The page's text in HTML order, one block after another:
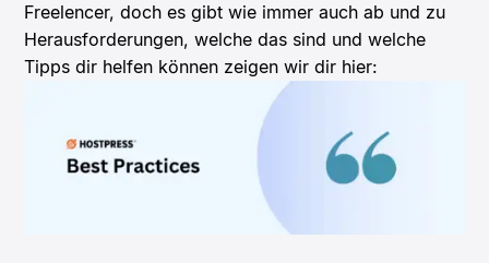
Freelencer, doch es gibt wie immer auch ab und zu
Herausforderungen, welche das sind und welche
Tipps dir helfen können zeigen wir dir hier: